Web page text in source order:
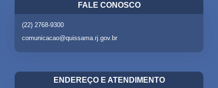
FALE CONOSCO
(22) 2768-9300
comunicacao@quissama.rj.gov.br
ENDEREÇO E ATENDIMENTO